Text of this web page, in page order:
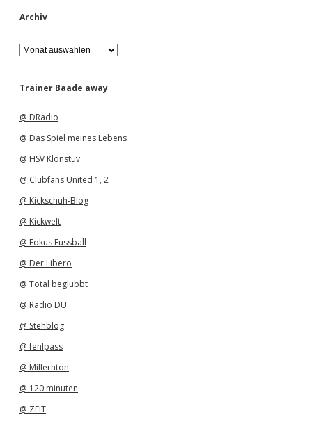
Archiv
A
r
h
Trainer Baade away
@ DRadio
@ Das Spiel meines Lebens
@ HSV Klönstuv
@ Clubfans United 1 , 2
@ Kickschuh-Blog
@ Kickwelt
@ Fokus Fussball
@ Der Libero
@ Total beglubbt
@ Radio DU
@ Stehblog
@ fehlpass
@ Millernton
@ 120 minuten
@ ZEIT